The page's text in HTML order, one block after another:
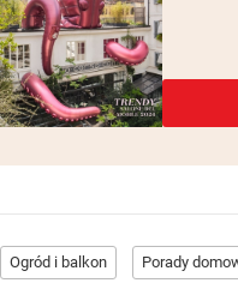
Ogród i balkon Porady